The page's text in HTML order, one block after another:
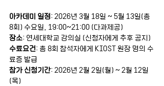
아카데미 일정: 2026년 3월 18일 ~ 5월 13일(총
8회) 수요일, 19:00~21:00 (다과제공)
장소: 연세대학교 강의실 (신청자에게 추후 공지)
수료요건: 총 8회 참석자에게 KIOST 원장 명의 수
료증 발급
참가 신청기간: 2026년 2월 2일(월) ~ 2월 12일
(목)